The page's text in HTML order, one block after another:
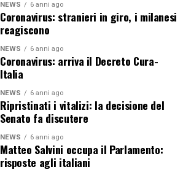
NEWS 6 anni ago
Coronavirus: stranieri in giro, i milanesi
reagiscono
NEWS 6 anni ago
Coronavirus: arriva il Decreto Cura-
Italia
NEWS 6 anni ago
Ripristinati i vitalizi: la decisione del
Senato fa discutere
NEWS 6 anni ago
Matteo Salvini occupa il Parlamento:
risposte agli italiani